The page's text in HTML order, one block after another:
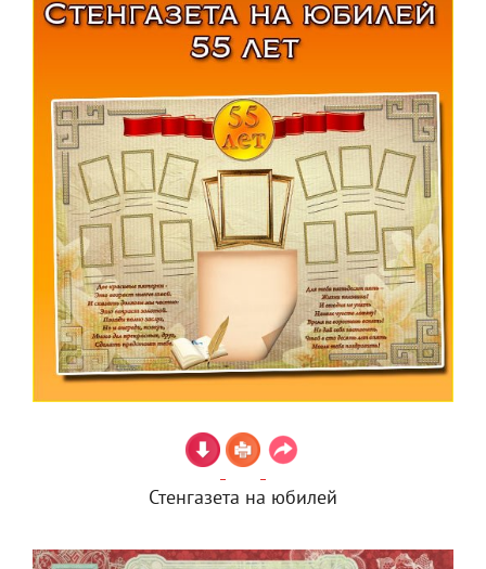
Стенгазета на юбилей